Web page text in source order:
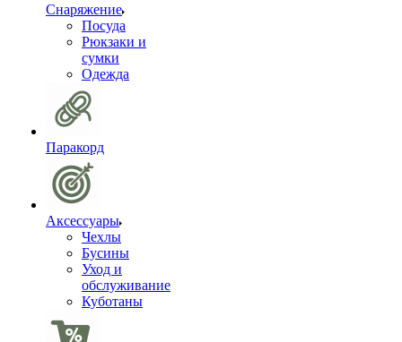
Снаряжение
Посуда
Рюкзаки и
сумки
Одежда
Паракорд
Аксессуары
Чехлы
Бусины
Уход и
обслуживание
Куботаны